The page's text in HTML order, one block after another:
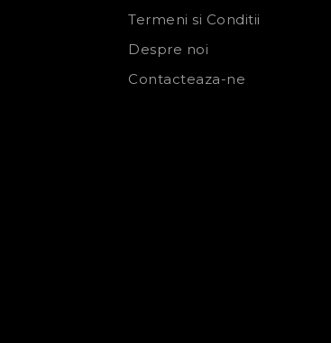
Termeni si Conditii
Despre noi
Contacteaza-ne